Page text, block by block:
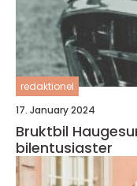
redaktionel
17. January 2024
Bruktbil
bilentusiaster